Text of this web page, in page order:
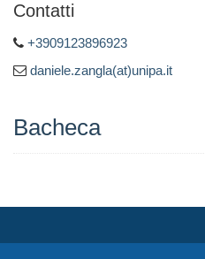
Contatti
+3909123896923
daniele.zangla(at)unipa.it
Bacheca